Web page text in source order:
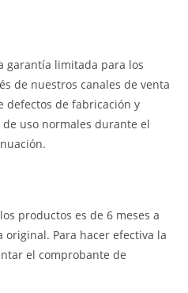
garantía limitada para los
de nuestros canales de venta
defectos de fabricación y
uso normales durante el
productos es de 6 meses a
Para hacer efectiva la
el comprobante de